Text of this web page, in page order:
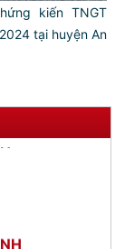
kiến TNGT
tại huyện An
LÀ: